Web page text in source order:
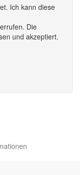
Ich kann diese
Die
und akzeptiert.